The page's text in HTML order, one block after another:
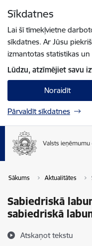
Sīkdatnes
Lai šī tīmekļvietne
sīkdatnes. Ar Jūsu
izmantotas statistikas
Lūdzu, atzīmējiet savu
Noraidīt
Pārvaldīt sīkdatnes
Sākums Aktualitātes
Sabiedriskā
sabiedriskā
Atskaņot tekstu